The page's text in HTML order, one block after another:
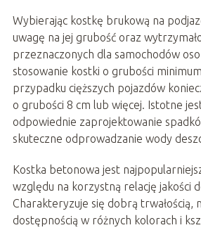
Wybierając kostkę brukową na
uwagę na jej grubość oraz
przeznaczonych dla samochodów
stosowanie kostki o grubości
przypadku cięższych pojazdów
o grubości 8 cm lub więcej. Istotne
odpowiednie zaprojektowanie
skuteczne odprowadzanie wody
Kostka betonowa jest
względu na korzystną relację jakości
Charakteryzuje się dobrą trwałością,
dostępnością w różnych kolorach i